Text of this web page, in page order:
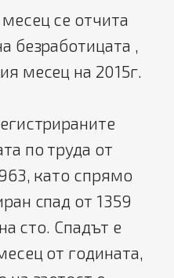
се отчита
безработицата ,
месец на 2015г.
по труда от
като спрямо
спад от 1359
сто. Спадът е
от годината,